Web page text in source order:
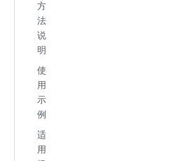
方
法
说
明
使
用
示
例
适
用